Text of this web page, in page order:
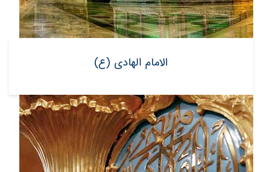
الامام الهادی (ع)